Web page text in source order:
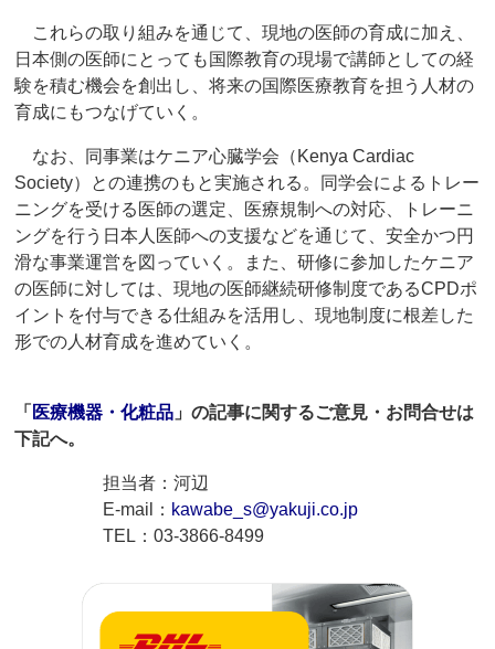
これらの取り組みを通じて、現地の医師の育成に加え、
日本側の医師にとっても国際教育の現場で講師としての経
験を積む機会を創出し、将来の国際医療教育を担う人材の
育成にもつなげていく。
なお、同事業はケニア心臓学会（Kenya Cardiac
Society）との連携のもと実施される。同学会によるトレー
ニングを受ける医師の選定、医療規制への対応、トレーニ
ングを行う日本人医師への支援などを通じて、安全かつ円
滑な事業運営を図っていく。また、研修に参加したケニア
の医師に対しては、現地の医師継続研修制度であるCPDポ
イントを付与できる仕組みを活用し、現地制度に根差した
形での人材育成を進めていく。
「 医療機器・化粧品 」の記事に関するご意見・お問合せは
下記へ。
担当者：河辺
E-mail： kawabe_s@yakuji.co.jp
TEL：03-3866-8499